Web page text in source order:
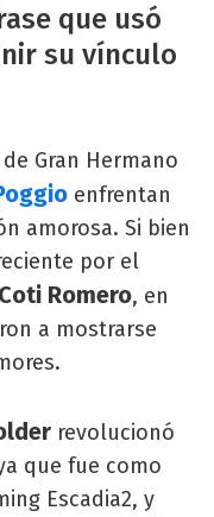
que usó
su vínculo
Gran Hermano
enfrentan
amorosa. Si bien
por el
Coti Romero, en
a mostrarse
revolucionó
que fue como
Escadia2, y